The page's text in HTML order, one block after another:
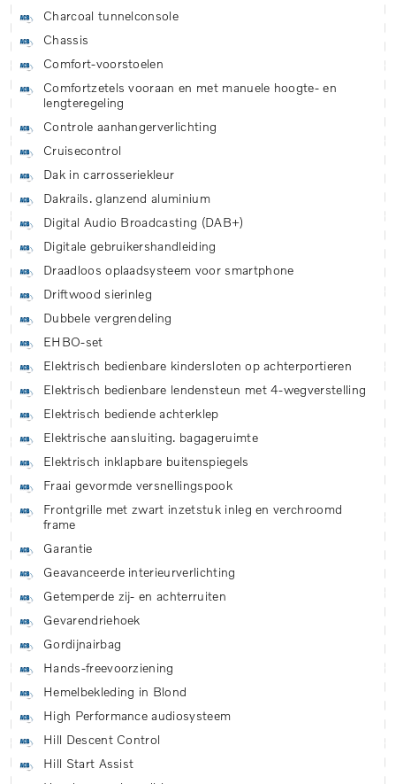
Charcoal tunnelconsole
Chassis
Comfort-voorstoelen
Comfortzetels vooraan en met manuele hoogte- en
lengteregeling
Controle aanhangerverlichting
Cruisecontrol
Dak in carrosseriekleur
Dakrails. glanzend aluminium
Digital Audio Broadcasting (DAB+)
Digitale gebruikershandleiding
Draadloos oplaadsysteem voor smartphone
Driftwood sierinleg
Dubbele vergrendeling
EHBO-set
Elektrisch bedienbare kindersloten op achterportieren
Elektrisch bedienbare lendensteun met 4-wegverstelling
Elektrisch bediende achterklep
Elektrische aansluiting. bagageruimte
Elektrisch inklapbare buitenspiegels
Fraai gevormde versnellingspook
Frontgrille met zwart inzetstuk inleg en verchroomd
frame
Garantie
Geavanceerde interieurverlichting
Getemperde zij- en achterruiten
Gevarendriehoek
Gordijnairbag
Hands-freevoorziening
Hemelbekleding in Blond
High Performance audiosysteem
Hill Descent Control
Hill Start Assist